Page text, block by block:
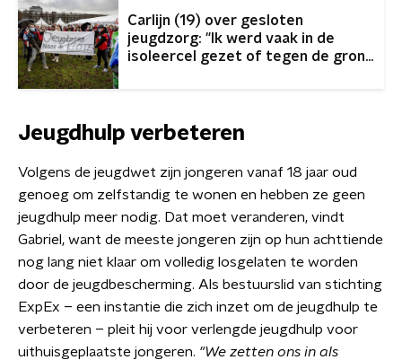
Carlijn (19) over gesloten
jeugdzorg: "Ik werd vaak in de
isoleercel gezet of tegen de grond
Jeugdhulp verbeteren
Volgens de jeugdwet zijn jongeren vanaf 18 jaar oud
genoeg om zelfstandig te wonen en hebben ze geen
jeugdhulp meer nodig. Dat moet veranderen, vindt
Gabriel, want de meeste jongeren zijn op hun achttiende
nog lang niet klaar om volledig losgelaten te worden
door de jeugdbescherming. Als bestuurslid van stichting
ExpEx – een instantie die zich inzet om de jeugdhulp te
verbeteren – pleit hij voor verlengde jeugdhulp voor
uithuisgeplaatste jongeren. "We zetten ons in als